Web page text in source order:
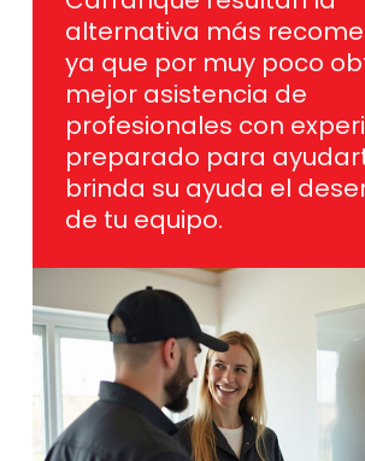
alternativa más
ya que por muy poco
mejor asistencia de
profesionales con
preparado para
brinda su ayuda el
de tu equipo.